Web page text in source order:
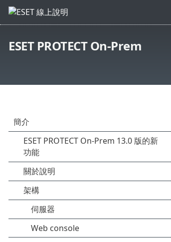
ESET PROTECT On-Prem